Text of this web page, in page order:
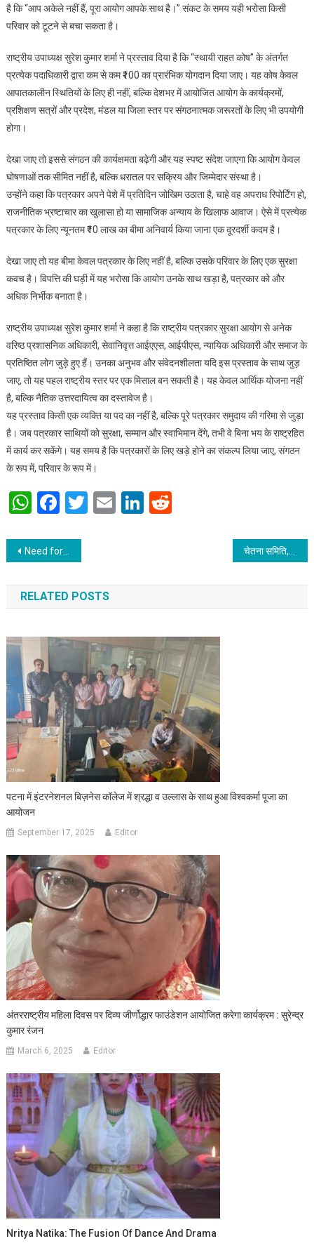
है कि “आप अकेले नहीं हैं, पूरा आयोग आपके साथ है।” संकट के समय यही भरोसा किसी
परिवार को टूटने से बचा सकता है।
राष्ट्रीय उपाध्यक्ष सुरेश कुमार शर्मा ने प्रस्ताव दिया है कि “स्थायी राहत कोष” के अंतर्गत
प्रत्येक पदाधिकारी द्वारा कम से कम ₹100 का प्रारंभिक योगदान दिया जाए। यह कोष केवल
आपातकालीन स्थितियों के लिए ही नहीं, बल्कि देशभर में आयोजित आयोग के कार्यक्रमों,
प्रशिक्षण सत्रों और प्रदेश, मंडल या जिला स्तर पर संगठनात्मक जरूरतों के लिए भी उपयोगी
होगा।
देखा जाए तो इससे संगठन की कार्यक्षमता बढ़ेगी और यह स्पष्ट संदेश जाएगा कि आयोग केवल
घोषणाओं तक सीमित नहीं है, बल्कि धरातल पर सक्रिय और जिम्मेदार संस्था है।
उन्होंने कहा कि पत्रकार अपने पेशे में प्रतिदिन जोखिम उठाता है, चाहे वह अपराध रिपोर्टिंग हो,
राजनीतिक भ्रष्टाचार का खुलासा हो या सामाजिक अन्याय के खिलाफ आवाज। ऐसे में प्रत्येक
पत्रकार के लिए न्यूनतम ₹10 लाख का बीमा अनिवार्य किया जाना एक दूरदर्शी कदम है।
देखा जाए तो यह बीमा केवल पत्रकार के लिए नहीं है, बल्कि उसके परिवार के लिए एक सुरक्षा
कवच है। विपत्ति की घड़ी में यह भरोसा कि आयोग उनके साथ खड़ा है, पत्रकार को और
अधिक निर्भीक बनाता है।
राष्ट्रीय उपाध्यक्ष सुरेश कुमार शर्मा ने कहा है कि राष्ट्रीय पत्रकार सुरक्षा आयोग से अनेक
वरिष्ठ प्रशासनिक अधिकारी, सेवानिवृत्त आईएएस, आईपीएस, न्यायिक अधिकारी और समाज के
प्रतिष्ठित लोग जुड़े हुए हैं। उनका अनुभव और संवेदनशीलता यदि इस प्रस्ताव के साथ जुड़
जाए, तो यह पहल राष्ट्रीय स्तर पर एक मिसाल बन सकती है। यह केवल आर्थिक योजना नहीं
है, बल्कि नैतिक उत्तरदायित्व का दस्तावेज है।
यह प्रस्ताव किसी एक व्यक्ति या पद का नहीं है, बल्कि पूरे पत्रकार समुदाय की गरिमा से जुड़ा
है। जब पत्रकार साथियों को सुरक्षा, सम्मान और स्वाभिमान देंगे, तभी वे बिना भय के राष्ट्रहित
में कार्य कर सकेंगे। यह समय है कि पत्रकारों के लिए खड़े होने का संकल्प लिया जाए, संगठन
के रूप में, परिवार के रूप में।
WhatsApp
Facebook
Twitter
EmailLinkedIn
Post navigation
Need for EU to act like World power: French President चेतना समिति, पटना द्वारा “चेतना संगीत संध्या” का भव्य आयोजन
RELATED POSTS
पटना में इंटरनेशनल बिज़नेस कॉलेज में श्रद्धा व उल्लास के साथ हुआ विश्वकर्मा पूजा का
आयोजन
September 17, 2025 Editor
अंतरराष्ट्रीय महिला दिवस पर दिव्य जीर्णोद्धार फाउंडेशन आयोजित करेगा कार्यक्रम : सुरेन्द्र
कुमार रंजन
March 6, 2025 Editor
Nritya Natika: The Fusion Of Dance And Drama